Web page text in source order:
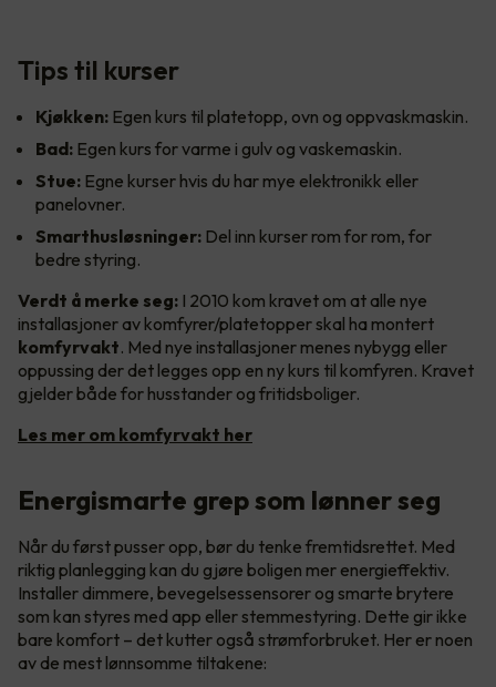
Tips til kurser
Kjøkken: Egen kurs til platetopp, ovn og oppvaskmaskin.
Bad: Egen kurs for varme i gulv og vaskemaskin.
Stue: Egne kurser hvis du har mye elektronikk eller
panelovner.
Smarthusløsninger: Del inn kurser rom for rom, for
bedre styring.
Verdt å merke seg: I 2010 kom kravet om at alle nye
installasjoner av komfyrer/platetopper skal ha montert
komfyrvakt. Med nye installasjoner menes nybygg eller
oppussing der det legges opp en ny kurs til komfyren. Kravet
gjelder både for husstander og fritidsboliger.
Les mer om komfyrvakt her
Energismarte grep som lønner seg
Når du først pusser opp, bør du tenke fremtidsrettet. Med
riktig planlegging kan du gjøre boligen mer energieffektiv.
Installer dimmere, bevegelsessensorer og smarte brytere
som kan styres med app eller stemmestyring. Dette gir ikke
bare komfort – det kutter også strømforbruket. Her er noen
av de mest lønnsomme tiltakene: